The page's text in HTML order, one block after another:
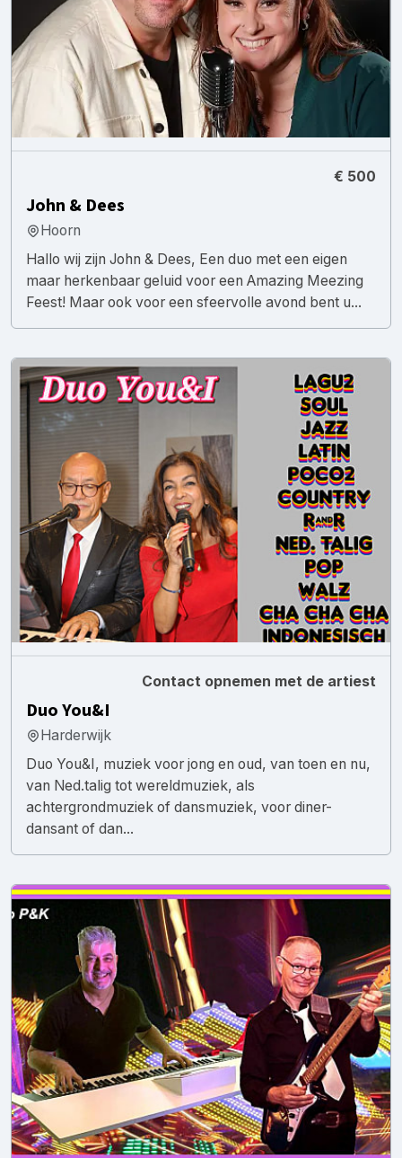
€ 500
John & Dees
Hoorn
Hallo wij zijn John & Dees, Een duo met een eigen
maar herkenbaar geluid voor een Amazing Meezing
Feest! Maar ook voor een sfeervolle avond bent u...
Contact opnemen met de artiest
Duo You&I
Harderwijk
Duo You&I, muziek voor jong en oud, van toen en nu,
van Ned.talig tot wereldmuziek, als
achtergrondmuziek of dansmuziek, voor diner-
dansant of dan...